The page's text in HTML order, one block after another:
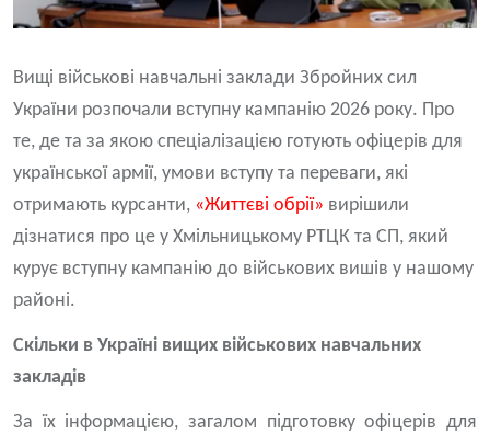
Вищі військові навчальні заклади Збройних сил
України розпочали вступну кампанію 2026 року. Про
те, де та за якою спеціалізацією готують офіцерів для
української армії, умови вступу та переваги, які
отримають курсанти, «Життєві обрії» вирішили
дізнатися про це у Хмільницькому РТЦК та СП, який
курує вступну кампанію до військових вишів у нашому
районі.
Скільки в Україні вищих військових навчальних
закладів
За їх інформацією, загалом підготовку офіцерів для